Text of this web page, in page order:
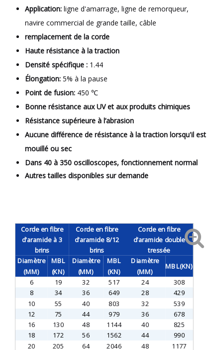
Application: ligne d'amarrage, ligne de remorqueur,
navire commercial de grande taille, câble
remplacement de la corde
Haute résistance à la traction
Densité spécifique : 1.44
Élongation: 5% à la pause
Point de fusion: 450 ℃
Bonne résistance aux UV et aux produits chimiques
Résistance supérieure à l’abrasion
Aucune différence de résistance à la traction lorsqu'il est
mouillé ou sec
Dans 40 à 350 oscilloscopes, fonctionnement normal
Autres tailles disponibles sur demande
Corde en fibre
d'aramide à 3
brins
Corde en fibre
d'aramide 8/12
brins
Corde en fibre
d'aramide double
tressée
Diamètre
(MM)
MBL
(KN)
Diamètre
(MM)
MBL
(KN)
Diamètre
(MM)
MBL(KN)
6
19 32 517 24
308
8
34 36 649 28
429
10
55 40 803 32
539
12
75 44 979 36
678
16
130 48 1144 40
825
18
172 56 1562 44
990
20
205 64 2046 48 1177